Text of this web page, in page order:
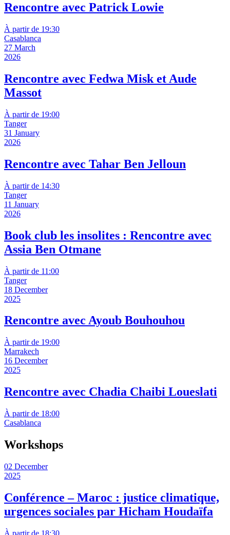
Rencontre avec Patrick Lowie
À partir de 19:30
Casablanca
27 March
2026
Rencontre avec Fedwa Misk et Aude
Massot
À partir de 19:00
Tanger
31 January
2026
Rencontre avec Tahar Ben Jelloun
À partir de 14:30
Tanger
11 January
2026
Book club les insolites : Rencontre avec
Assia Ben Otmane
À partir de 11:00
Tanger
18 December
2025
Rencontre avec Ayoub Bouhouhou
À partir de 19:00
Marrakech
16 December
2025
Rencontre avec Chadia Chaibi Loueslati
À partir de 18:00
Casablanca
Workshops
02 December
2025
Conférence – Maroc : justice climatique,
urgences sociales par Hicham Houdaïfa
À partir de 18:30